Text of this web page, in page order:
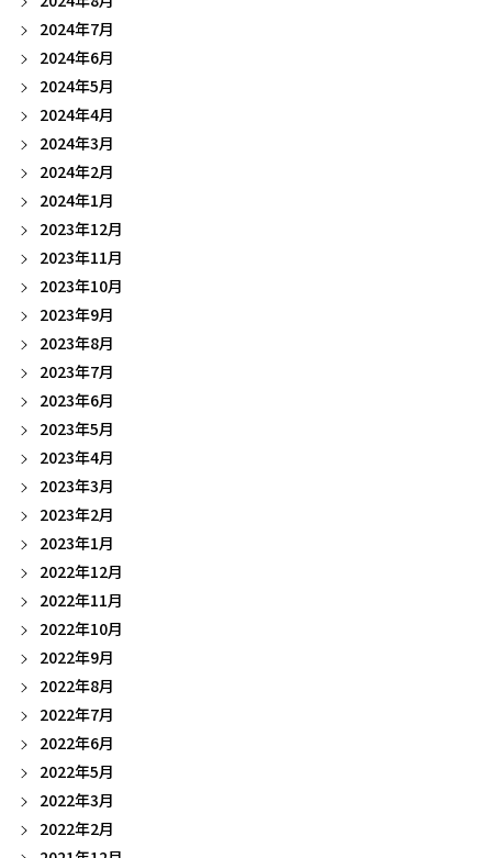
2024年7月
2024年6月
2024年5月
2024年4月
2024年3月
2024年2月
2024年1月
2023年12月
2023年11月
2023年10月
2023年9月
2023年8月
2023年7月
2023年6月
2023年5月
2023年4月
2023年3月
2023年2月
2023年1月
2022年12月
2022年11月
2022年10月
2022年9月
2022年8月
2022年7月
2022年6月
2022年5月
2022年3月
2022年2月